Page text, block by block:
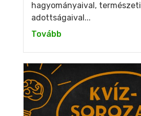
hagyományaival, természeti
adottságaival...
Tovább